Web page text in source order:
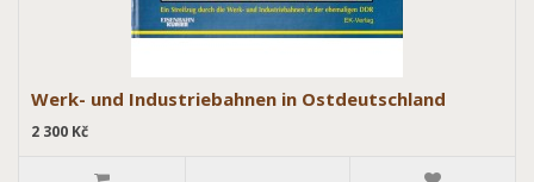
Werk- und Industriebahnen in Ostdeutschland
2 300 Kč